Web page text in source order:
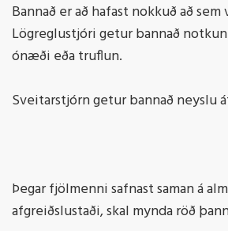
Bannað er að hafast nokkuð að
Lögreglustjóri getur bannað
ónæði eða truflun.
Sveitarstjórn getur bannað
Þegar fjölmenni safnast saman á
afgreiðslustaði, skal mynda röð